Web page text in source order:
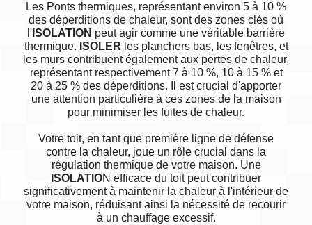
Les Ponts thermiques, représentant environ 5 à 10 %
des déperditions de chaleur, sont des zones clés où
l' ISOLATION peut agir comme une véritable barrière
thermique. ISOLER les planchers bas, les fenêtres, et
les murs contribuent également aux pertes de chaleur,
représentant respectivement 7 à 10 %, 10 à 15 % et
20 à 25 % des déperditions. Il est crucial d'apporter
une attention particulière à ces zones de la maison
pour minimiser les fuites de chaleur.
Votre toit, en tant que première ligne de défense
contre la chaleur, joue un rôle crucial dans la
régulation thermique de votre maison. Une
ISOLATION efficace du toit peut contribuer
significativement à maintenir la chaleur à l'intérieur de
votre maison, réduisant ainsi la nécessité de recourir
à un chauffage excessif.